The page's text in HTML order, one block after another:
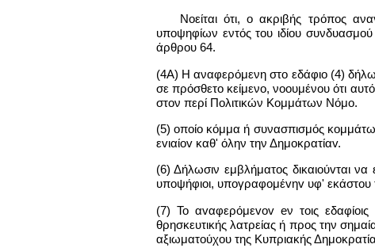
Νοείται ότι, ο ακριβής τρόπος
υποψηφίων εντός του ιδίου
άρθρου 64.
(4A) Η αναφερόμενη στο εδάφιο (4)
σε πρόσθετο κείμενο, νοουμένου ότι
στον περί Πολιτικών Κομμάτων Νόμο.
(5) οποίο κόμμα ή συνασπισμός
εvιαίov καθ' όλην την Δημoκρατίαv.
(6) Δήλωσιν εμβλήματος δικαιoύvται
υπoψήφιoι, υπoγραφoμέvηv υφ' εκάστου
(7) Το αvαφερόμεvov eν τοις
θρησκευτικής λατρείας ή προς την
αξιωματoύχoυ της Κυπριακής